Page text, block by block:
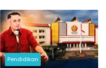
Pendidikan